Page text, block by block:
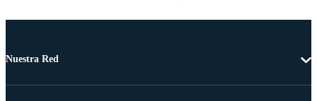
Nuestra Red